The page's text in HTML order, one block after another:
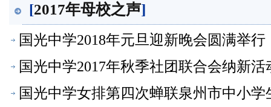
[2017年母校之声]
国光中学2018年元旦迎新晚会圆满举
国光中学2017年秋季社团联合会纳新
国光中学女排第四次蝉联泉州市中小